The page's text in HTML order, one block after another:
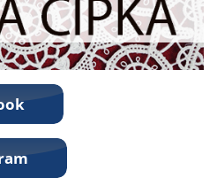
aktivnosti na području
gradonačelnik Grada Paga